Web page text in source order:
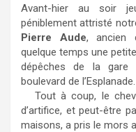
c
e
b
o
o
k
t
t
e
r
a
i
l
Avant-hier au soir
péniblement attristé
Pierre Aude, ancien
quelque temps une
dépêches de la
boulevard de l’Esplanade.
Tout à coup, le
d’artifice, et peut-être
maisons, a pris le mors